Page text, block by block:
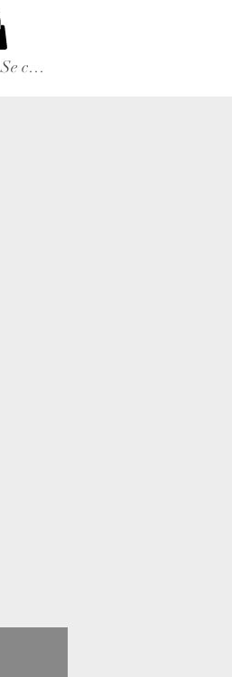
Se connecter